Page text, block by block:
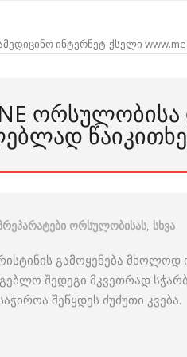
ინტერნეტ-ქსელი
ორსულობისას, სხვა
გამოყენება მხოლოდ
შედეგი მკვეთრად
შეწყდეს ძუძუთი კვება.